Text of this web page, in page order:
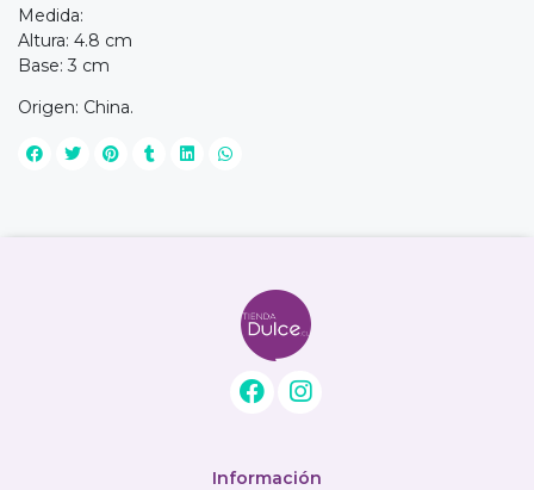
Medida:
Altura: 4.8 cm
Base: 3 cm
Origen: China.
Información